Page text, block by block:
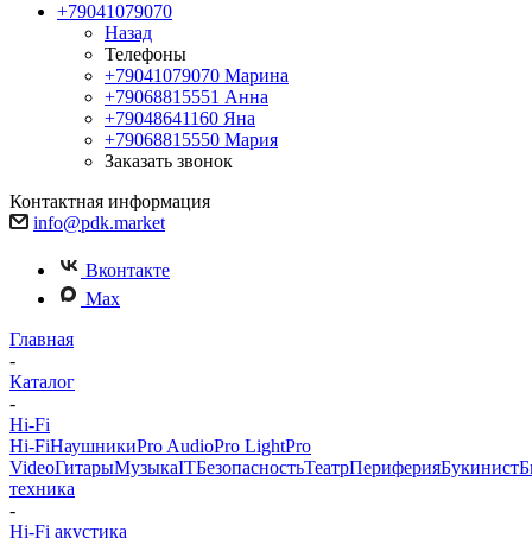
+79041079070
Назад
Телефоны
+79041079070 Марина
+79068815551 Анна
+79048641160 Яна
+79068815550 Мария
Заказать звонок
Контактная информация
info@pdk.market
Вконтакте
Max
Главная
-
Каталог
-
Hi-Fi
Hi-FiНаушникиPro AudioPro LightPro
VideoГитарыМузыкаITБезопасностьТеатрПериферияБукинист
техника
-
Hi-Fi акустика